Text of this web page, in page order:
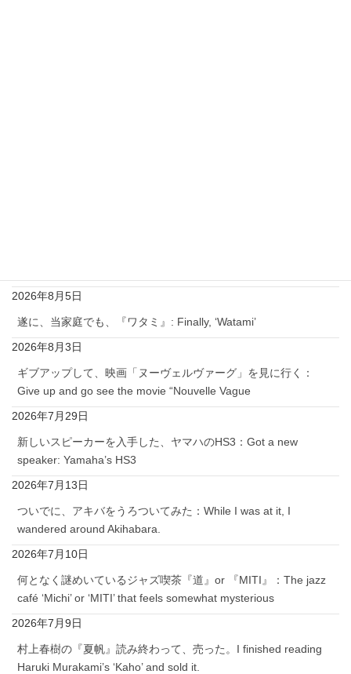
2026年8月5日
遂に、当家庭でも、『ワタミ』: Finally, ‘Watami’
2026年8月3日
ギブアップして、映画「ヌーヴェルヴァーグ」を見に行く：
Give up and go see the movie “Nouvelle Vague
2026年7月29日
新しいスピーカーを入手した、ヤマハのHS3：Got a new
speaker: Yamaha’s HS3
2026年7月13日
ついでに、アキバをうろついてみた：While I was at it, I
wandered around Akihabara.
2026年7月10日
何となく謎めいているジャズ喫茶『道』or 『MITI』：The jazz
café ‘Michi’ or ‘MITI’ that feels somewhat mysterious
2026年7月9日
村上春樹の『夏帆』読み終わって、売った。I finished reading
Haruki Murakami’s ‘Kaho’ and sold it.